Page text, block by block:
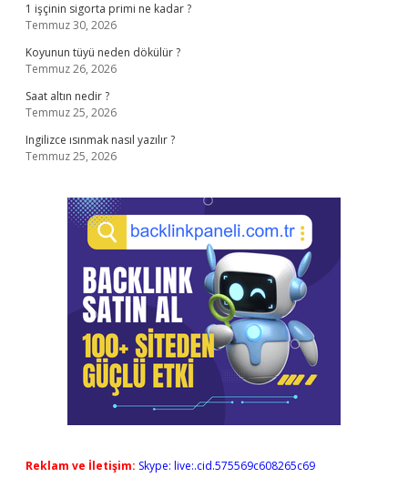
1 işçinin sigorta primi ne kadar ?
Temmuz 30, 2026
Koyunun tüyü neden dökülür ?
Temmuz 26, 2026
Saat altın nedir ?
Temmuz 25, 2026
Ingilizce ısınmak nasıl yazılır ?
Temmuz 25, 2026
Reklam ve İletişim: Skype: live:.cid.575569c608265c69